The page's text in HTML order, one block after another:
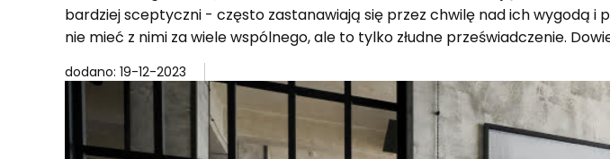
bardziej sceptyczni - często zastanawiają się przez chwilę nad ich wygodą
nie mieć z nimi za wiele wspólnego, ale to tylko złudne przeświadczenie.
dodano: 19-12-2023